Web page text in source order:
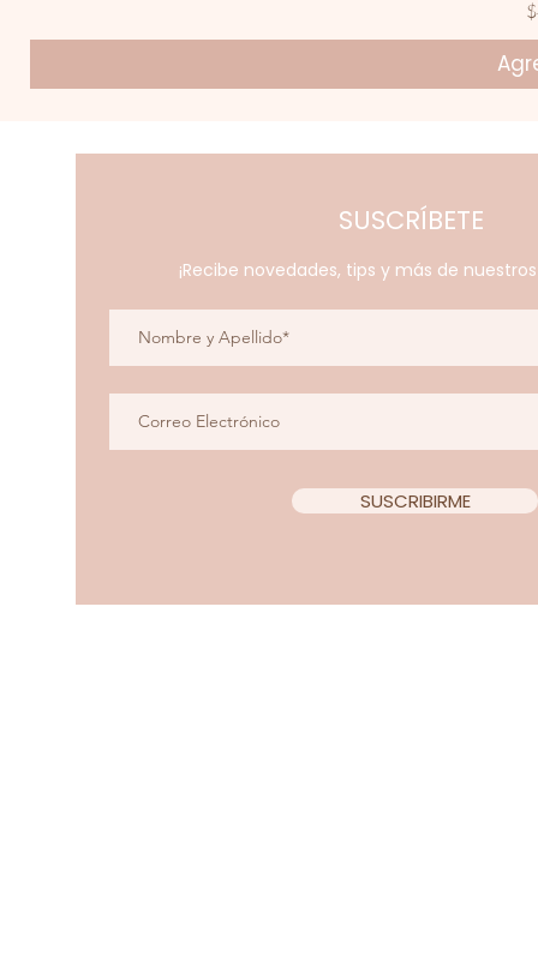
SUSCRÍBETE
¡Recibe novedades, tips y más de
SUSCRIBIRME